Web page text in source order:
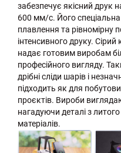
забезпечує якісний друк
600 мм/с. Його
плавлення та рівномірну
інтенсивного друку.
надає готовим виробам
професійного вигляду.
дрібні сліди шарів і
підходить як для
проєктів. Вироби
нагадуючи деталі з
матеріалів.